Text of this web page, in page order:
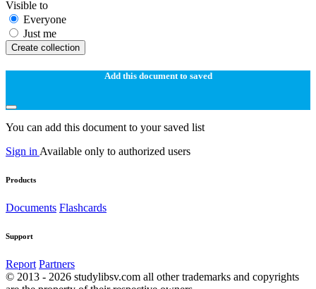
Visible to
Everyone
Just me
Create collection
Add this document to saved
You can add this document to your saved list
Sign in Available only to authorized users
Products
Documents Flashcards
Support
Report Partners
© 2013 - 2026 studylibsv.com all other trademarks and copyrights